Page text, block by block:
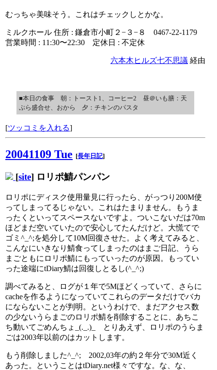
むっちゃ美味そう。これはチェックしとかな。
ミルクホール 住所 : 鎌倉市小町２−３−８ 0467-22-1179
営業時間 : 11:30〜22:30 定休日 : 不定休
六本木ヒルズ七不思議 経由
■本日の食事 朝：トースト1、コーヒー2 昼＠いも膳：天
ぷら盛合せ、おから 夕：チキンのパスタ
[ツッコミを入れる]
20041109 Tue [長年日記]
[site] ロリポ鯖パンパン
ロリポにディスク使用量見に行ったら、がっつり200M使
ってしまってるじゃない。これはたまりません。もうま
ったくといってスペースないですよ。ついこないだは70m
ほどまだ空いていたので安心してたんだけど。大慌てで
ゴミ^_^;を処分して10M回復させた。よく考えてみると、
こんなにいきなり鯖食ってしまったのはまご日記、うら
まごともにロリポ鯖にもっていったのが原因。もってい
った途端にtDiary鯖は回復しとるし(^_^;)
調べてみると、ログが１年で5Mほどくっていて、さらに
cacheを作るようになっていてこれらのデータだけでバカ
にならないことが判明。というわけで、まだアクセス数
の少ないうらまごのロリポ鯖を削除することに、あちこ
ち動いてごめんちょ_(._.)_ とりあえず、ロリポのうらま
ごは2003年以前のはカットします。
もう削除しました^_^; 2002,03年の約２年分で30M近く
あった。ということはtDiary.net様々ですな。な、な、